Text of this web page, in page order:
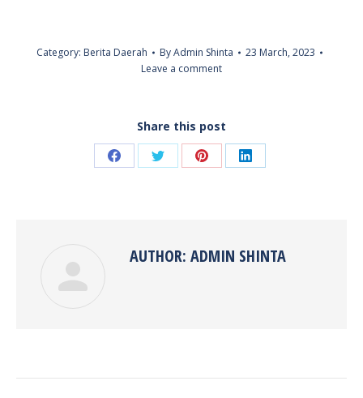
Category: Berita Daerah ByAdmin Shinta
23 March, 2023
Leave a comment
Share this post
Share Share Share Share
AUTHOR: ADMIN SHINTA